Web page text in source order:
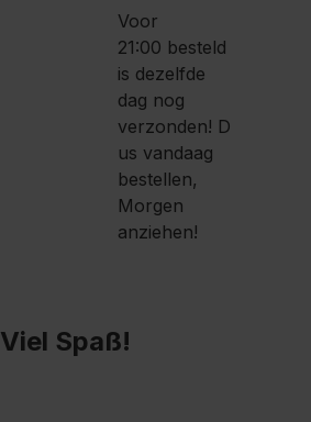
Voor
21:00 besteld
is dezelfde
dag nog
verzonden! D
us vandaag
bestellen,
Morgen
anziehen!
Viel Spaß!